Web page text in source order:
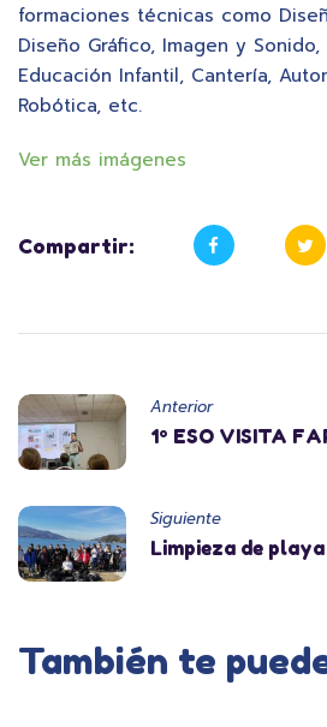
formaciones técnicas como
Diseño Gráfico, Imagen y Sonido,
Educación Infantil, Cantería,
Robótica, etc.
Ver más imágenes
Compartir:
Anterior
1º ESO VISITA
Siguiente
Limpieza de
También te